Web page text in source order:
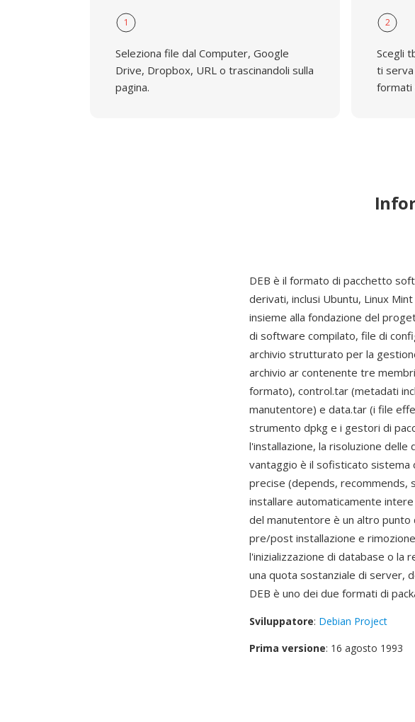
1
Seleziona file dal Computer, Google
Drive, Dropbox, URL o trascinandoli sulla
pagina.
2
Scegli
ti
formati
DEB è il formato di pacchetto
derivati, inclusi Ubuntu, Linux
insieme alla fondazione del
di software compilato, file di
archivio strutturato per la
archivio ar contenente tre
formato), control.tar (metadati
manutentore) e data.tar (i file
strumento dpkg e i gestori di
l'installazione, la risoluzione delle
vantaggio è il sofisticato sistema
precise (depends, recommends,
installare automaticamente
del manutentore è un altro
pre/post installazione e
l'inizializzazione di database o la
una quota sostanziale di server,
DEB è uno dei due formati di
Sviluppatore: Debian Project
Prima versione: 16 agosto 1993